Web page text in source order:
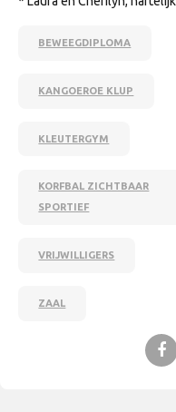
BEWEEGDIPLOMA
KANGOEROE KLUP
KLEUTERGYM
KORFBAL ZICHTBAAR
SPORTIEF
VRIJWILLIGERS
ZAAL